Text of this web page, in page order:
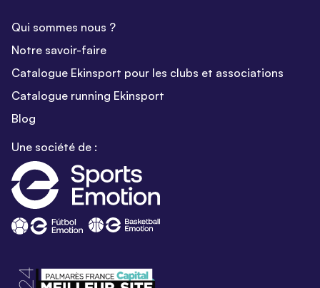
Qui sommes nous ?
Notre savoir-faire
Catalogue Ekinsport pour les clubs et associations
Catalogue running Ekinsport
Blog
Une société de :